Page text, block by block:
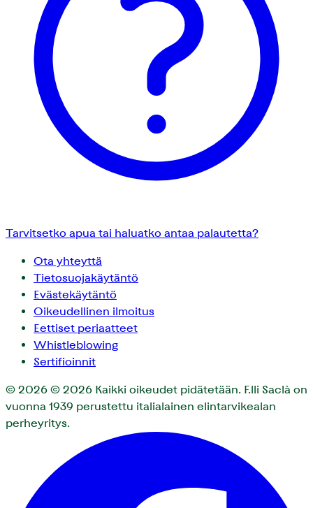
Tarvitsetko apua tai haluatko antaa palautetta?
Ota yhteyttä
Tietosuojakäytäntö
Evästekäytäntö
Oikeudellinen ilmoitus
Eettiset periaatteet
Whistleblowing
Sertifioinnit
© 2026 © 2026 Kaikki oikeudet pidätetään. F.lli Saclà on
vuonna 1939 perustettu italialainen elintarvikealan
perheyritys.